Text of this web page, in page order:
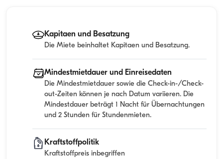
Kapitaen und Besatzung
Die Miete beinhaltet Kapitaen und Besatzung.
Mindestmietdauer und Einreisedaten
Die Mindestmietdauer sowie die Check-in-/Check-
out-Zeiten können je nach Datum variieren. Die
Mindestdauer beträgt 1 Nacht für Übernachtungen
und 2 Stunden für Stundenmieten.
Kraftstoffpolitik
Kraftstoffpreis inbegriffen